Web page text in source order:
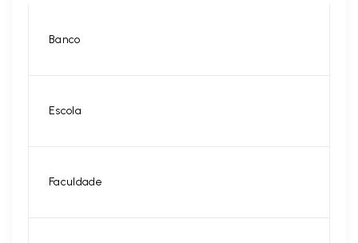
Banco
Escola
Faculdade